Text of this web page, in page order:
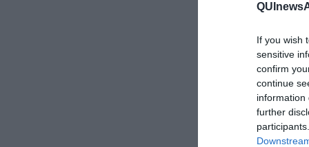
If you wish
sensitive
confirm
continue
information
further